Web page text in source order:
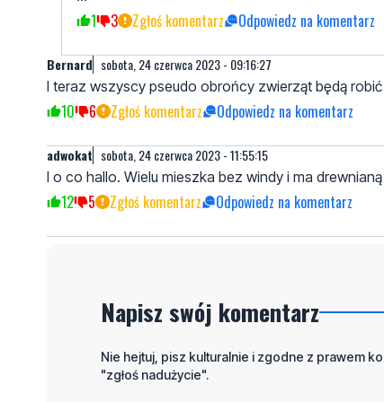
3 5 Zgłoś komentarz Odpowiedz na komentarz
Fza sobota, 24 czerwca 2023 - 08:21:24
Gdzie był właściciel tej przyczepy i nie widział , że
25 5 Zgłoś komentarz Odpowiedz na komentarz
U twojej starej w domu sobota, 24 czerwca 2023 - 20:55:17
…
1 3 Zgłoś komentarz Odpowiedz na komentarz
I o co hallo. Wielu mieszka bez windy i ma
Zgłoś komentarz